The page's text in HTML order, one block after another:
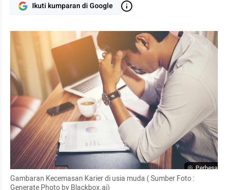
Ikuti kumparan di Google
Perbesar
Gambaran Kecemasan Karier di usia muda ( Sumber Foto :
Generate Photo by Blackbox.ai)